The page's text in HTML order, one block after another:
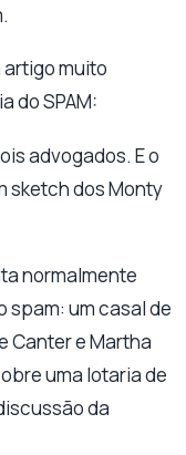
artigo muito
do SPAM:
advogados. E o
sketch dos Monty
normalmente
spam: um casal de
Canter e Martha
uma lotaria de
da